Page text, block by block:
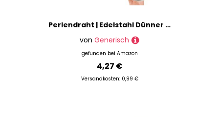
Perlendraht | Edelstahl Dünner Schmuckdraht | Perlen Draht Bastelbedarf Dünne Schnur Für Frauen Männer Anfänger Projekte Armband Florale Deko
von Generisch
gefunden bei Amazon
4,27 €
Versandkosten: 0,99 €